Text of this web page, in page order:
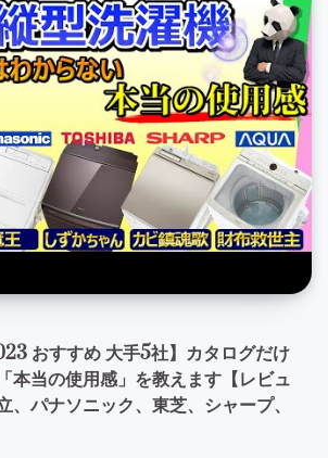
おすすめ 大手5社】カタログだけ
本当の使用感」を教えます【レビュ
、パナソニック、東芝、シャープ、